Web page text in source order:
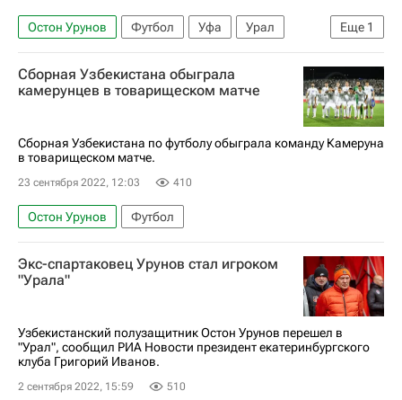
Еще 1
Остон Урунов Футбол Уфа
Урал
Трансферы в РПЛ
Сборная Узбекистана обыграла
камерунцев в товарищеском матче
Сборная Узбекистана по футболу обыграла команду Камеруна
в товарищеском матче.
23 сентября 2022, 12:03 410
Остон Урунов Футбол
Экс-спартаковец Урунов стал игроком
"Урала"
Узбекистанский полузащитник Остон Урунов перешел в
"Урал", сообщил РИА Новости президент екатеринбургского
клуба Григорий Иванов.
2 сентября 2022, 15:59 510